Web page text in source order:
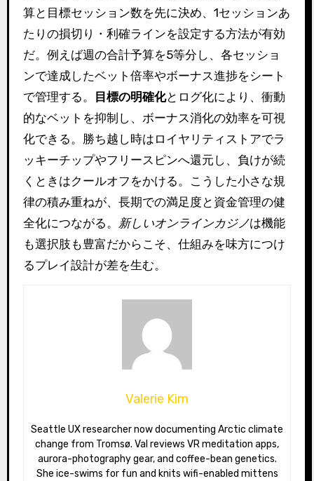
算と目標セッション数を先に決め、1セッションあ
たりの損切り・利確ラインを設定する方法が有効
だ。例えば週の合計予算を5等分し、各セッショ
ンで達成したベット倍率やボーナス進捗をシート
で管理する。
目標の明確化とログ化により、衝動
的なベットを抑制し、ボーナス消化の効率を可視
化できる。勝ち越し時はロイヤリティストアでラ
ッキーチップやフリースピンへ還元し、負けが続
くときはクールオフをかける。こうした小さな規
律の積み重ねが、長期での満足度と資金管理の健
全化につながる。 新しいオンラインカジノは機能
も選択肢も豊富だからこそ、仕組みを味方につけ
るプレイ設計が差を生む。
Valerie Kim
Seattle UX researcher now documenting Arctic climate
change from Tromsø. Val reviews VR meditation apps,
aurora-photography gear, and coffee-bean genetics.
She ice-swims for fun and knits wifi-enabled mittens